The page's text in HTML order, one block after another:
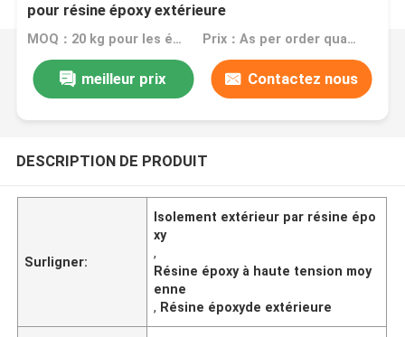
pour résine époxy extérieure
MOQ：20 kg pour les échantillons, commande en vrac selon les besoins des clients Prix：As per order quantity
meilleur prix Contactez nous
DESCRIPTION DE PRODUIT
Surligner:
Isolement extérieur par résine épo
xy
,
Résine époxy à haute tension moy
enne
, Résine époxyde extérieure